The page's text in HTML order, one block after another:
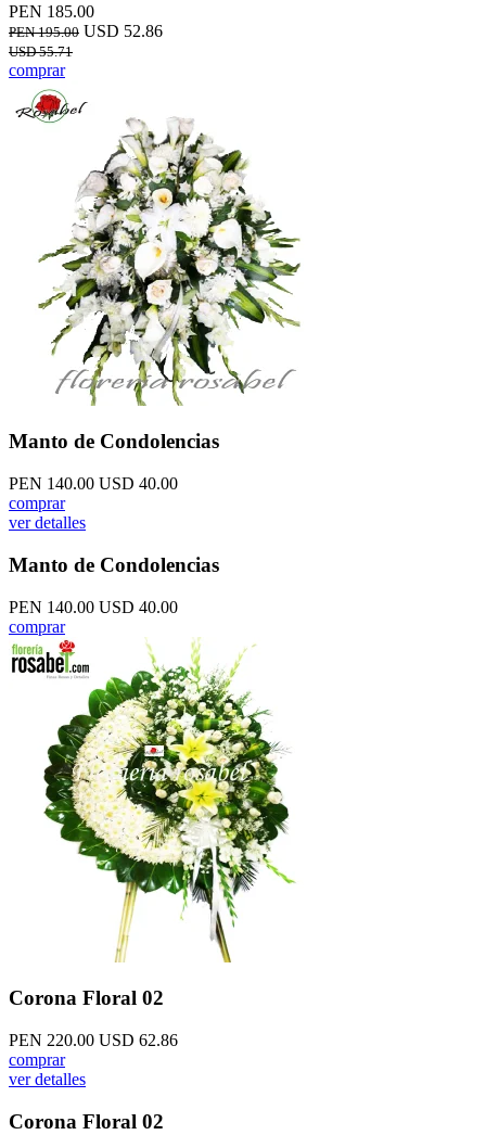
PEN 185.00
PEN 195.00 USD 52.86
USD 55.71
comprar
Manto de Condolencias
PEN 140.00 USD 40.00
comprar
ver detalles
Manto de Condolencias
PEN 140.00 USD 40.00
comprar
Corona Floral 02
PEN 220.00 USD 62.86
comprar
ver detalles
Corona Floral 02